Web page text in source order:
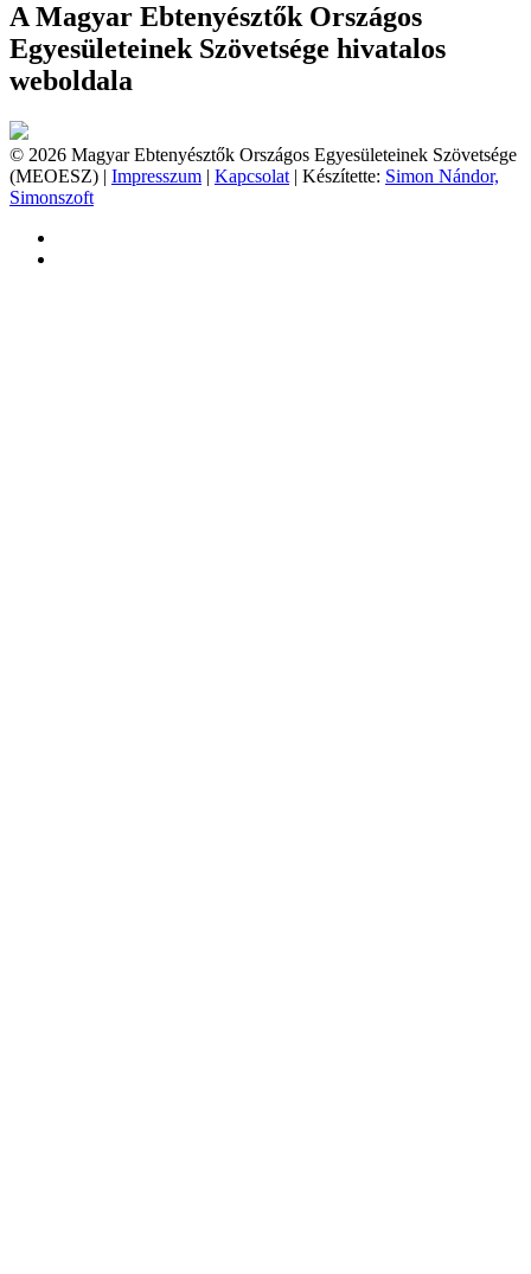
A Magyar Ebtenyésztők Országos
Egyesületeinek Szövetsége hivatalos
weboldala
© 2026 Magyar Ebtenyésztők Országos Egyesületeinek Szövetsége
(MEOESZ) | Impresszum | Kapcsolat | Készítette: Simon Nándor,
Simonszoft